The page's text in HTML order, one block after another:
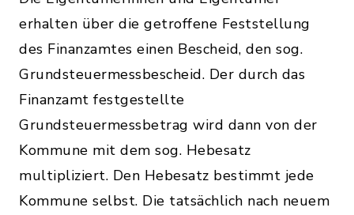
erhalten über die getroffene Feststellung
des Finanzamtes einen Bescheid, den sog.
Grundsteuermessbescheid. Der durch das
Finanzamt festgestellte
Grundsteuermessbetrag wird dann von der
Kommune mit dem sog. Hebesatz
multipliziert. Den Hebesatz bestimmt jede
Kommune selbst. Die tatsächlich nach neuem